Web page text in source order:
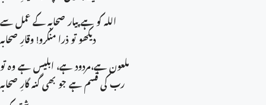
اللہ کو ہے پیار صحابہ کے عمل سے
دیکھو تو ذرا منکرو! وقارِ صحابہ
ملعون ہے،مردود ہے، ابلیس ہے وہ تو
رب کی قسم ہے جو بھی گنہ گارِ صحابہ